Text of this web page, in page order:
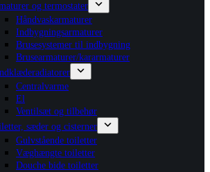
og termostater
Håndvaskarmaturer
Indbygningsarmaturer
Brusesystemer til indbygning
Brusearmaturer/kararmaturer
Centralvarme
El
Ventilsæt og tilbehør
sæder og cisterner
Gulvstående toiletter
Væghængte toiletter
Douche bide toiletter